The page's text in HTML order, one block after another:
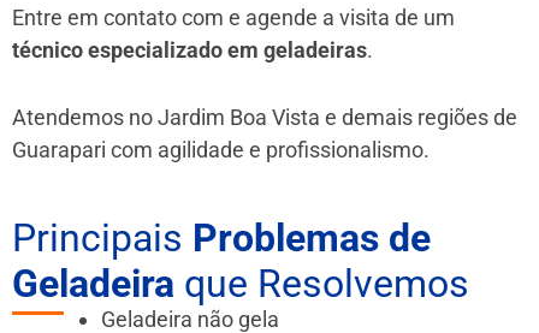
Entre em contato com e agende a visita de um
técnico especializado em geladeiras.
Atendemos no Jardim Boa Vista e demais regiões de
Guarapari com agilidade e profissionalismo.
Principais Problemas de
Geladeira que Resolvemos
Geladeira não gela